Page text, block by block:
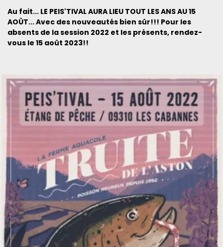
Au fait... LE PEIS'TIVAL AURA LIEU TOUT LES ANS AU 15
AOÛT... Avec des nouveautés bien sûr!!! Pour les
absents de la session 2022 et les présents, rendez-
vous le 15 août 2023!!